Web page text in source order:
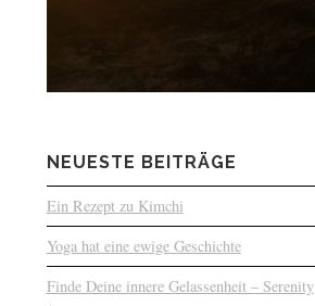
NEUESTE BEITRÄGE
Ein Rezept zu Kimchi
Yoga hat eine ewige Geschichte
Finde Deine innere Gelassenheit – Serenity